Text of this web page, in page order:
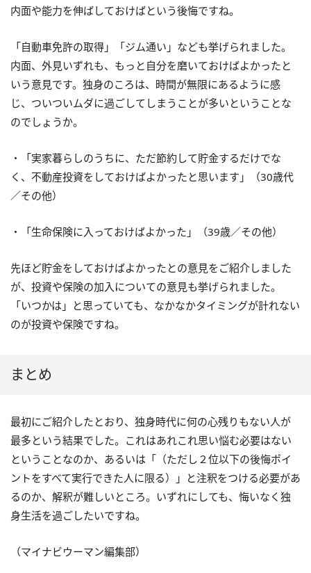
内面や能力を伸ばしておけばという後悔ですね。
「自動車免許の取得」「ジム通い」なども挙げられました。
内面、外見いずれも、もっと自分を磨いておけばよかったと
いう意見です。独身のころは、時間が無限にあるように感
じ、ついついムダに過ごしてしまうことが多いということな
のでしょうか。
・「実家暮らしのうちに、ただ節約して貯金するだけでな
く、不動産投資をしておけばよかったと思います」（30歳代
／その他）
・「生命保険に入っておけばよかった」（39歳／その他）
先ほど貯金をしておけばよかったとの意見をご紹介しました
が、投資や保険の加入についての意見も挙げられました。
「いつかは」と思っていても、なかなかタイミングが計れない
のが投資や保険ですね。
まとめ
最初にご紹介したとおり、独身時代に何の心残りもない人が
最多という結果でした。これはあれこれ思い悩む必要はない
ということなのか、あるいは「（ただし２位以下の後悔ポイ
ントをすべて実行できた人に限る）」と注釈をつける必要があ
るのか、解釈が難しいところ。いずれにしても、悔いなく独
身生活を過ごしたいですね。
（マイナビウーマン編集部）